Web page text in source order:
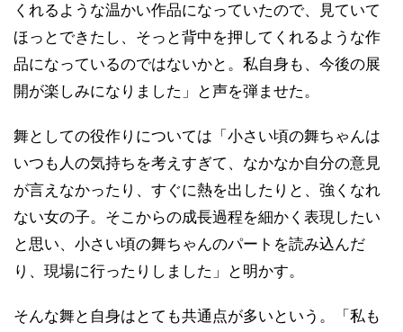
くれるような温かい作品になっていたので、見ていて
ほっとできたし、そっと背中を押してくれるような作
品になっているのではないかと。私自身も、今後の展
開が楽しみになりました」と声を弾ませた。
舞としての役作りについては「小さい頃の舞ちゃんは
いつも人の気持ちを考えすぎて、なかなか自分の意見
が言えなかったり、すぐに熱を出したりと、強くなれ
ない女の子。そこからの成長過程を細かく表現したい
と思い、小さい頃の舞ちゃんのパートを読み込んだ
り、現場に行ったりしました」と明かす。
そんな舞と自身はとても共通点が多いという。「私も